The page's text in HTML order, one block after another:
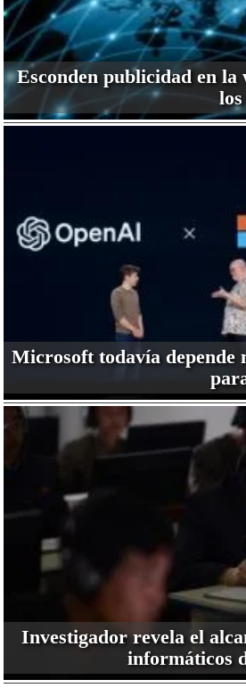
Esconden publicidad en la
Microsoft todavía depende
Investigador revela el
informáticos